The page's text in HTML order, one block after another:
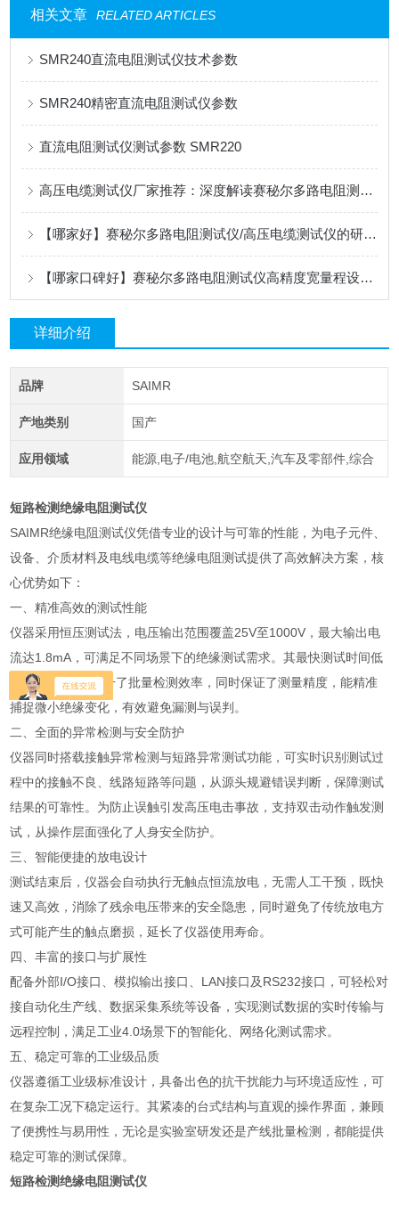
相关文章 RELATED ARTICLES
SMR240直流电阻测试仪技术参数
SMR240精密直流电阻测试仪参数
直流电阻测试仪测试参数 SMR220
高压电缆测试仪厂家推荐：深度解读赛秘尔多路电阻测试仪/高压电缆测试仪的技术内核
【哪家好】赛秘尔多路电阻测试仪/高压电缆测试仪的研发实力与产品矩阵
【哪家口碑好】赛秘尔多路电阻测试仪高精度宽量程设计在自动化产线中的应用
详细介绍
品牌 SAIMR
产地类别 国产
应用领域 能源,电子/电池,航空航天,汽车及零部件,综合
短路检测绝缘电阻测试仪
SAIMR绝缘电阻测试仪凭借专业的设计与可靠的性能，为电子元件、
设备、介质材料及电线电缆等绝缘电阻测试提供了高效解决方案，核
心优势如下：
一、精准高效的测试性能
仪器采用恒压测试法，电压输出范围覆盖25V至1000V，最大输出电
流达1.8mA，可满足不同场景下的绝缘测试需求。其最快测试时间低
至50ms，大幅提升了批量检测效率，同时保证了测量精度，能精准
捕捉微小绝缘变化，有效避免漏测与误判。
二、全面的异常检测与安全防护
仪器同时搭载接触异常检测与短路异常测试功能，可实时识别测试过
程中的接触不良、线路短路等问题，从源头规避错误判断，保障测试
结果的可靠性。为防止误触引发高压电击事故，支持双击动作触发测
试，从操作层面强化了人身安全防护。
三、智能便捷的放电设计
测试结束后，仪器会自动执行无触点恒流放电，无需人工干预，既快
速又高效，消除了残余电压带来的安全隐患，同时避免了传统放电方
式可能产生的触点磨损，延长了仪器使用寿命。
四、丰富的接口与扩展性
配备外部I/O接口、模拟输出接口、LAN接口及RS232接口，可轻松对
接自动化生产线、数据采集系统等设备，实现测试数据的实时传输与
远程控制，满足工业4.0场景下的智能化、网络化测试需求。
五、稳定可靠的工业级品质
仪器遵循工业级标准设计，具备出色的抗干扰能力与环境适应性，可
在复杂工况下稳定运行。其紧凑的台式结构与直观的操作界面，兼顾
了便携性与易用性，无论是实验室研发还是产线批量检测，都能提供
稳定可靠的测试保障。
短路检测绝缘电阻测试仪